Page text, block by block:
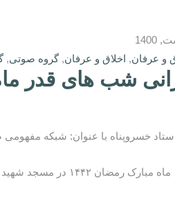
و عرفان, اخلاق و عرفان,گروه صوتی,
شب های قدر ماه
خسروپناه با عنوان: شبکه مفهومی